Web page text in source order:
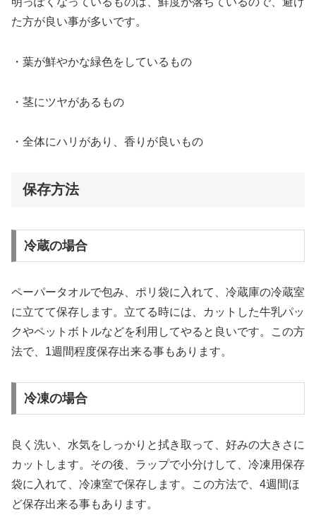
た方が良い事が多いです。
・葉が鮮やかな緑色をしているもの
・茎にツヤがあるもの
・全体にハリがあり、香りが良いもの
保存方法
冷蔵の場合
ペーパータオルで包み、ポリ袋に入れて、冷蔵庫の冷蔵室
に立てて保存します。立てる時には、カットした牛乳パッ
クやペットボトルなどを利用してやると良いです。この方
法で、1週間程度保存出来る事もあります。
冷凍の場合
良く洗い、水気をしっかりと拭き取って、好みの大きさに
カットします。その後、ラップで小分けして、冷凍用保存
袋に入れて、冷凍室で保存します。この方法で、4週間ほ
ど保存出来る事もあります。